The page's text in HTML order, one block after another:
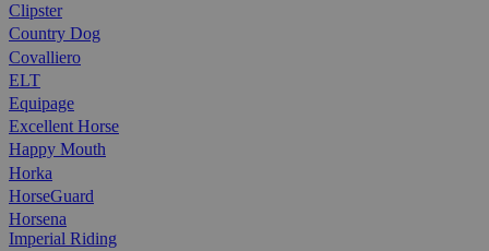
Clipster
Country Dog
Covalliero
ELT
Equipage
Excellent Horse
Happy Mouth
Horka
HorseGuard
Horsena
Imperial Riding